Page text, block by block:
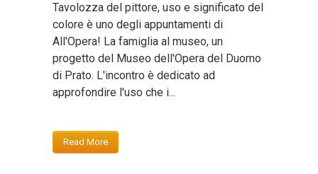
Tavolozza del pittore, uso e significato del
colore è uno degli appuntamenti di
All'Opera! La famiglia al museo, un
progetto del Museo dell'Opera del Duomo
di Prato. L'incontro è dedicato ad
approfondire l'uso che i...
Read More